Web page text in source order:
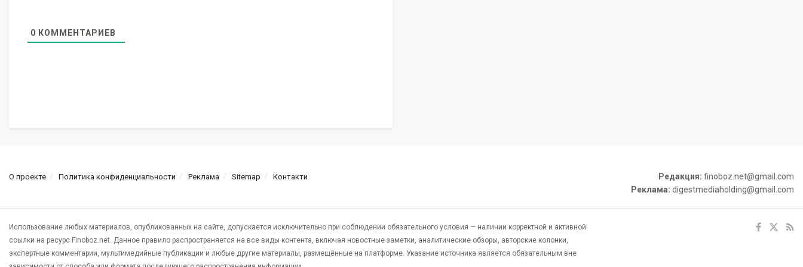
0 КОММЕНТАРИЕВ
О проекте Политика конфиденциальности Реклама Sitemap Контакти Редакция: finoboz.net@gmail.com
Реклама: digestmediaholding@gmail.com
Использование любых материалов, опубликованных на сайте, допускается исключительно при соблюдении обязательного условия — наличии корректной и активной
ссылки на ресурс Finoboz.net. Данное правило распространяется на все виды контента, включая новостные заметки, аналитические обзоры, авторские колонки,
экспертные комментарии, мультимедийные публикации и любые другие материалы, размещённые на платформе. Указание источника является обязательным вне